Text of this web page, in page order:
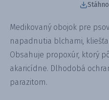
Medikovaný obojok pre
napadnutia blchami,
Obsahuje propoxúr, ktorý
akaricídne. Dlhodobá
parazitom.